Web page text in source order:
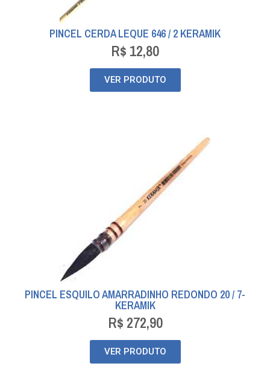
PINCEL CERDA LEQUE 646 / 2 KERAMIK
R$ 12,80
VER PRODUTO
PINCEL ESQUILO AMARRADINHO REDONDO 20 / 7-
KERAMIK
R$ 272,90
VER PRODUTO